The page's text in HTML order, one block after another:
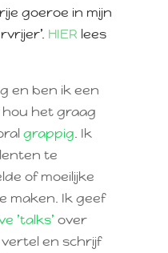
goeroe in mijn
HIER lees
en ben ik een
het graag
grappig. Ik
te
of moeilijke
maken. Ik geef
’talks’ over
en schrijf